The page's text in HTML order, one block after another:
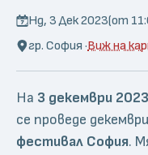
Нд, 3 Дек 2023(от
гр. София ·Виж на
На 3 декември
се проведе
фестивал София.